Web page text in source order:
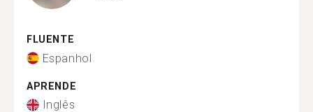
FLUENTE
Espanhol
APRENDE
Inglês